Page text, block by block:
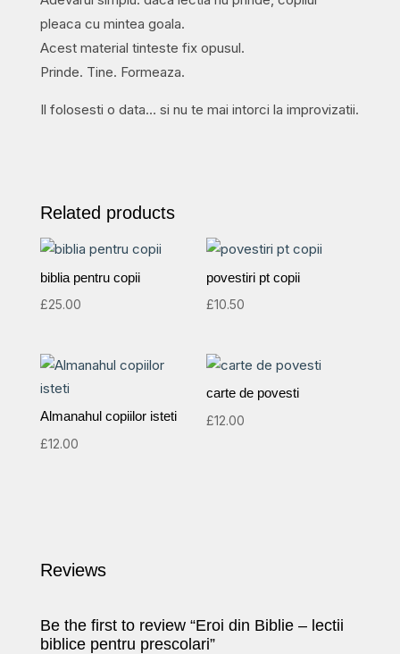
pleaca cu mintea goala.
Acest material tinteste fix opusul.
Prinde. Tine. Formeaza.
Il folosesti o data… si nu te mai intorci la improvizatii.
Related products
biblia pentru copii
£25.00
povestiri pt copii
£10.50
Almanahul copiilor isteti
£12.00
carte de povesti
£12.00
Reviews
Be the first to review “Eroi din Biblie – lectii
biblice pentru prescolari”